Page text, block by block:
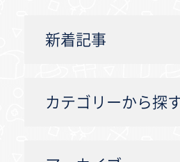
新着記事
カテゴリーから探